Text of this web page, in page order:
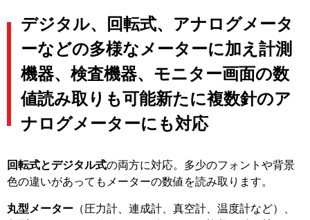
デジタル、回転式、アナログメータ
ーなどの多様なメーターに加え計測
機器、検査機器、モニター画面の数
値読み取りも可能新たに複数針のア
ナログメーターにも対応
回転式とデジタル式の両方に対応。多少のフォントや背景
色の違いがあってもメーターの数値を読み取ります。
丸型メーター （圧力計、連成計、真空計、温度計など）、